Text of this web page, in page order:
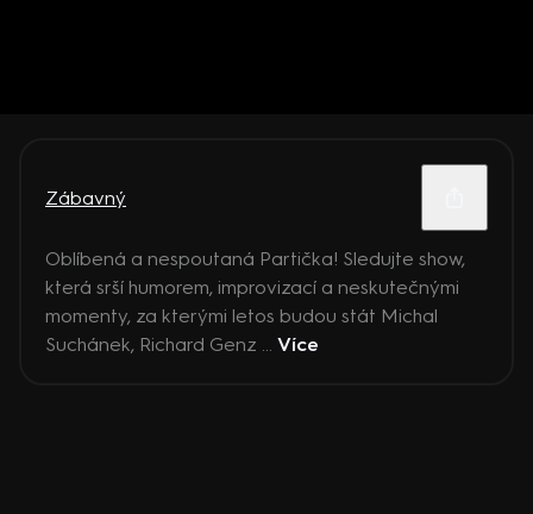
Zábavný
Oblíbená a nespoutaná Partička! Sledujte show,
která srší humorem, improvizací a neskutečnými
momenty, za kterými letos budou stát Michal
Suchánek, Richard Genz ... Více